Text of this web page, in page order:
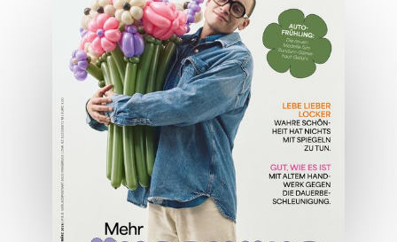
Wirtschaftsausgabe April 2026
JETZT BESTELLEN
ONLINE LESEN